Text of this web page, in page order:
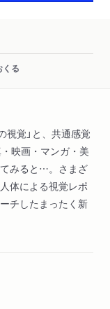
くる
視覚」と、共通感覚
映画・マンガ・美
みると…。さまざ
体による視覚レポ
チしたまったく新